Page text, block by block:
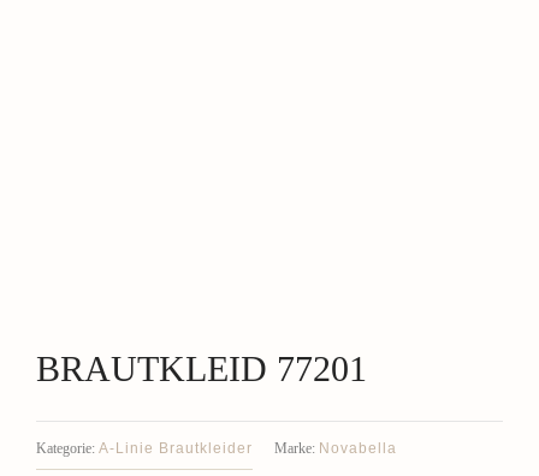
BRAUTKLEID 77201
Kategorie: A-Linie Brautkleider Marke: Novabella